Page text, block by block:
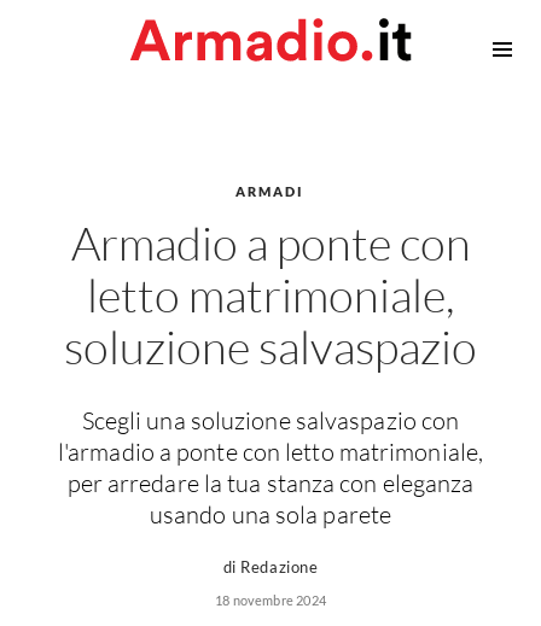
Cabina armadio
Accessori Armadi
Privacy
Contatti
ARMADI
Armadio a ponte con
letto matrimoniale,
soluzione salvaspazio
Scegli una soluzione salvaspazio con
l'armadio a ponte con letto matrimoniale,
per arredare la tua stanza con eleganza
usando una sola parete
di Redazione
18 novembre 2024